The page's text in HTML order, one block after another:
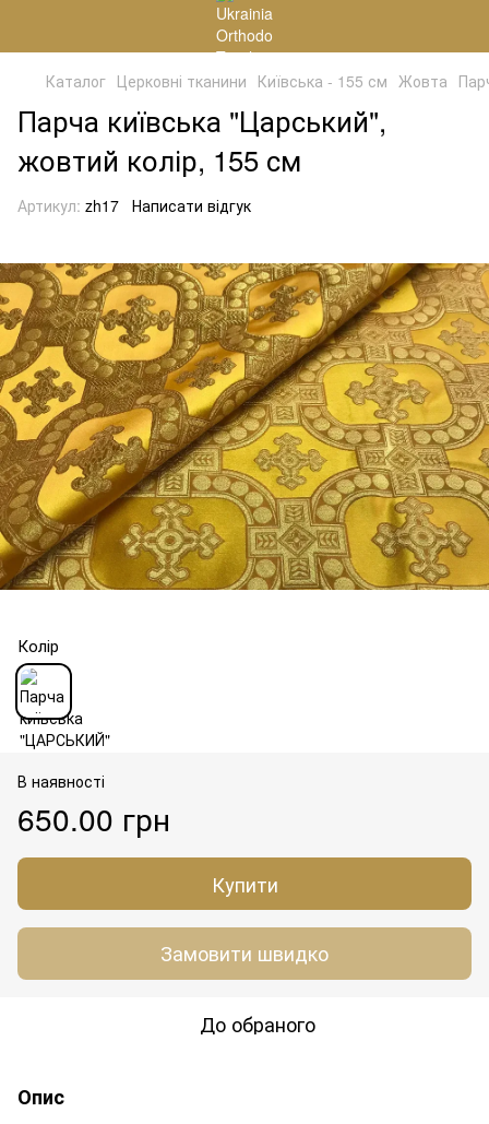
Каталог Церковні тканини Київська - 155 см Жовта
Парча київська "Царський",
жовтий колір, 155 см
Артикул: zh17 Написати відгук
Колір
В наявності
650.00 грн
Купити
Замовити швидко
До обраного
Опис